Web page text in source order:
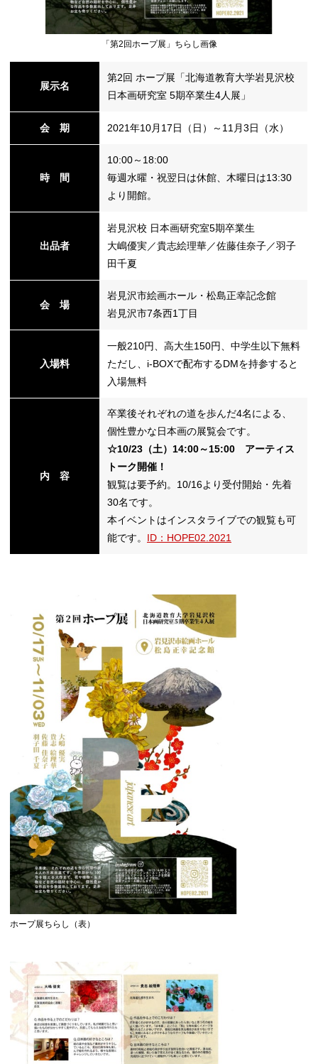
「第2回ホープ展」ちらし画像
展示名
第2回 ホープ展「北海道教育大学岩見沢校
日本画研究室 5期卒業生4人展」
会 期 2021年10月17日（日）～11月3日（水）
時 間
10:00～18:00
毎週水曜・祝翌日は休館、木曜日は13:30
より開館。
出品者
岩見沢校 日本画研究室5期卒業生
大嶋優実／貴志絵理華／佐藤佳奈子／羽子
田千夏
会 場
岩見沢市絵画ホール・松島正幸記念館
岩見沢市7条西1丁目
入場料
一般210円、高大生150円、中学生以下無料
ただし、i-BOXで配布するDMを持参すると
入場無料
内 容
卒業後それぞれの道を歩んだ4名による、
個性豊かな日本画の展覧会です。
☆10/23（土）14:00～15:00 アーティス
トーク開催！
観覧は要予約。10/16より受付開始・先着
30名です。
本イベントはインスタライブでの観覧も可
能です。 ID：HOPE02.2021
ホープ展ちらし（表）